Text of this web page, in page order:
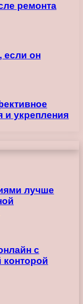
ремонта
если он
и укрепления
лучше
с
конторой